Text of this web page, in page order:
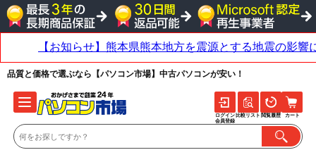
品質と価格で選ぶなら【パソコン市場】中古パソコンが安い！
ログイン
会員登録
比較リスト 閲覧履歴 カート